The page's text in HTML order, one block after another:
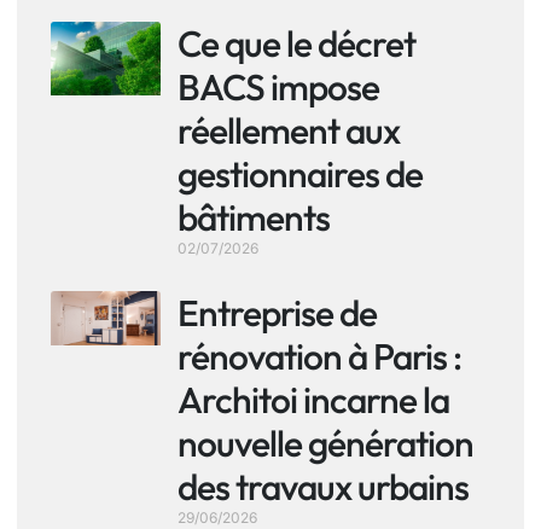
Ce que le décret
BACS impose
réellement aux
gestionnaires de
bâtiments
02/07/2026
Entreprise de
rénovation à Paris :
Architoi incarne la
nouvelle génération
des travaux urbains
29/06/2026